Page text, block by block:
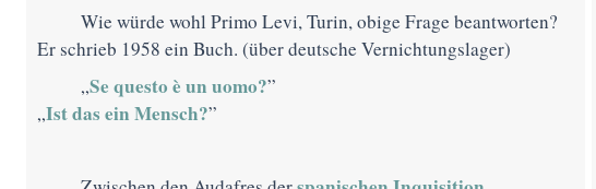
Wie würde wohl Primo Levi, Turin, obige Frage beantworten?
Er schrieb 1958 ein Buch. (über deutsche Vernichtungslager)
„Se questo è un uomo?”
„Ist das ein Mensch?”